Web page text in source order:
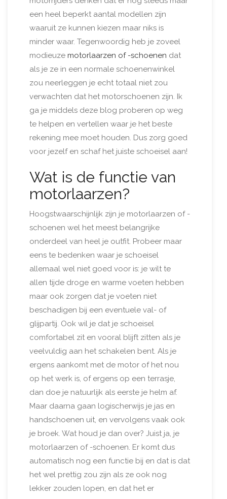
een heel beperkt aantal modellen zijn
waaruit ze kunnen kiezen maar niks is
minder waar. Tegenwoordig heb je zoveel
modieuze motorlaarzen of -schoenen dat
als je ze in een normale schoenenwinkel
zou neerleggen je echt totaal niet zou
verwachten dat het motorschoenen zijn. Ik
ga je middels deze blog proberen op weg
te helpen en vertellen waar je het beste
rekening mee moet houden. Dus zorg goed
voor jezelf en schaf het juiste schoeisel aan!
Wat is de functie van
motorlaarzen?
Hoogstwaarschijnlijk zijn je motorlaarzen of -
schoenen wel het meest belangrijke
onderdeel van heel je outfit. Probeer maar
eens te bedenken waar je schoeisel
allemaal wel niet goed voor is: je wilt te
allen tijde droge en warme voeten hebben
maar ook zorgen dat je voeten niet
beschadigen bij een eventuele val- of
glijpartij. Ook wil je dat je schoeisel
comfortabel zit en vooral blijft zitten als je
veelvuldig aan het schakelen bent. Als je
ergens aankomt met de motor of het nou
op het werk is, of ergens op een terrasje,
dan doe je natuurlijk als eerste je helm af.
Maar daarna gaan logischerwijs je jas en
handschoenen uit, en vervolgens vaak ook
je broek. Wat houd je dan over? Juist ja, je
motorlaarzen of -schoenen. Er komt dus
automatisch nog een functie bij en dat is dat
het wel prettig zou zijn als ze ook nog
lekker zouden lopen, en dat het er